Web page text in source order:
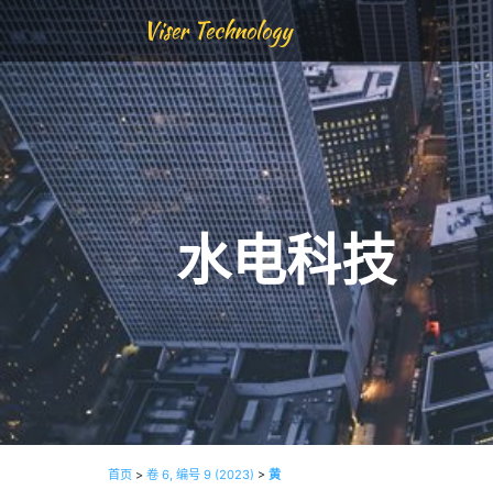
Viser Technology
水电科技
首页 > 卷 6, 编号 9 (2023) > 黄